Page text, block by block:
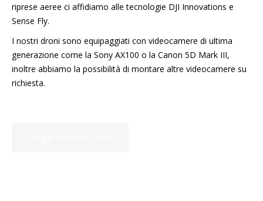
riprese aeree ci affidiamo alle tecnologie DJI Innovations e
Sense Fly.
I nostri droni sono equipaggiati con videocamere di ultima
generazione come la Sony AX100 o la Canon 5D Mark III,
inoltre abbiamo la possibilità di montare altre videocamere su
richiesta.